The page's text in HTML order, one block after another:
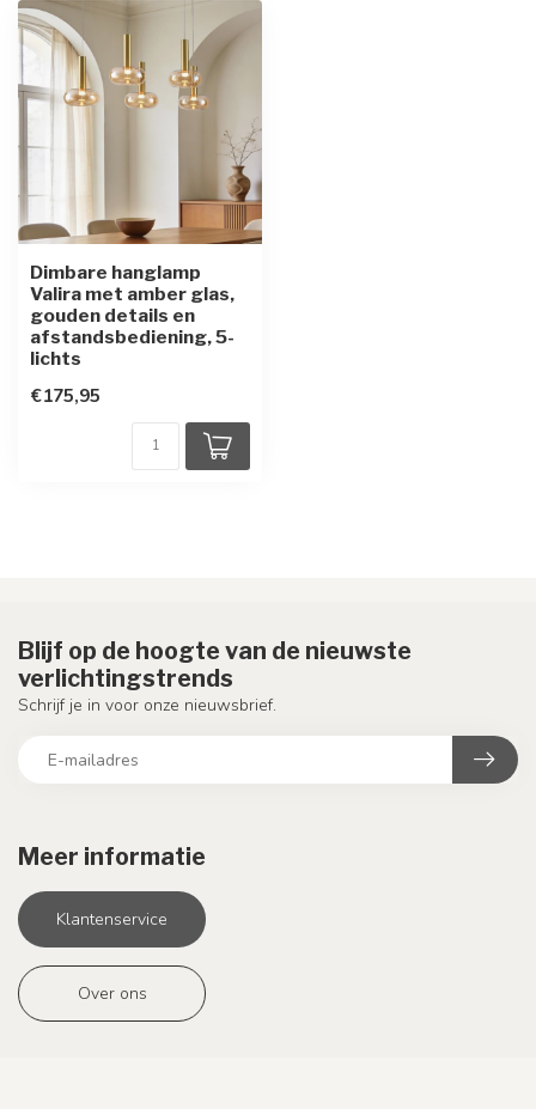
Dimbare hanglamp
Valira met amber glas,
gouden details en
afstandsbediening, 5-
lichts
€175,95
Meer informatie
Klantenservice
Over ons
Blijf op de hoogte van de nieuwste
verlichtingstrends
Schrijf je in voor onze nieuwsbrief.